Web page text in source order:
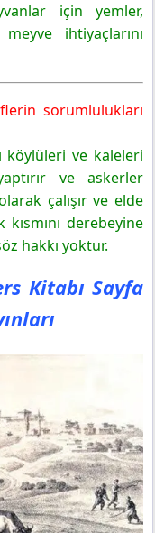
için yemler,
ihtiyaçlarını
sorumlulukları
köylüleri ve kaleleri
ve askerler
çalışır ve elde
derebeyine
hakkı yoktur.
Kitabı Sayfa